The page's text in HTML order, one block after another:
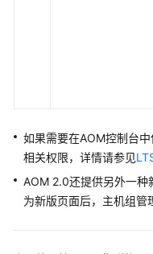
入
AOM
接
如果需要在AOM控制台
相关权限，详情请参见
AOM 2.0还提供另外一种
为新版页面后，主机组管